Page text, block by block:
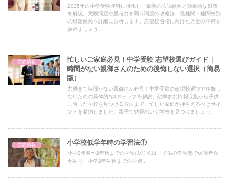
2025年の中学受験理科に特化し、最新の入試傾向と効果的な対策
を解説。実験問題や思考力を問う問題の攻略法、最難関・難関校別
の出題傾向を詳細に分析します。志望校合格に向けた万全の準備を
始めましょう。
受験情報
忙しいご家庭必見！中学受験 志望校選びガイド｜
時間がない親御さんのための後悔しない選択（簡易
版）
共働きで時間がない親御さん必見！中学受験の志望校選びで後悔し
ないための具体的な4ステップを解説。効率的な情報収集から子供
に合った学校を見つける方法まで、忙しい家庭が押さえるべきポイ
ントを凝縮しました。親子で納得のいく学校を見つけましょう。
受験情報 小学校低学年時の学習法①
小学2年春〜2年秋までの学習法① 先日、子供の学習塾で保護者会
があり、小学2年生秋までの学習...